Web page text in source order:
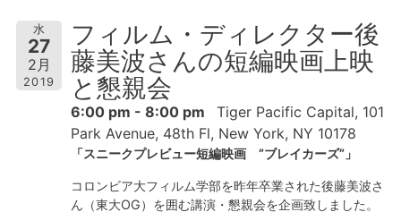
水
27
2月
2019
フィルム・ディレクター後
藤美波さんの短編映画上映
と懇親会
6:00 pm - 8:00 pm
Tiger Pacific Capital, 101
Park Avenue, 48th Fl, New York, NY 10178
「スニークプレビュー短編映画 ”ブレイカーズ”」
コロンビア大フィルム学部を昨年卒業された後藤美波さ
ん（東大OG）を囲む講演・懇親会を企画致しました。